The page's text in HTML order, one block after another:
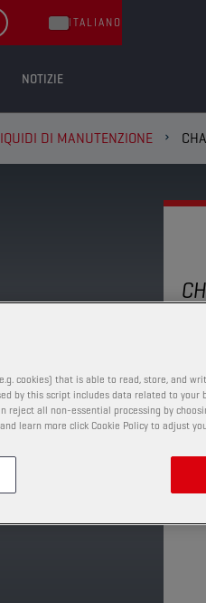
NOTIZIE
ITALIANO
DI MANUTENZIONE
Le
cookies) that is able to read, store, and
by this script includes data related to
reject all non-essential processing by
learn more click Cookie Policy to adjust